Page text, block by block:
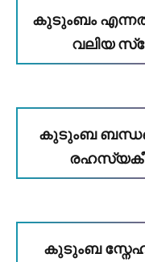
കുടുംബം എന്നത്
വലിയ
കുടുംബ
കുടുംബ